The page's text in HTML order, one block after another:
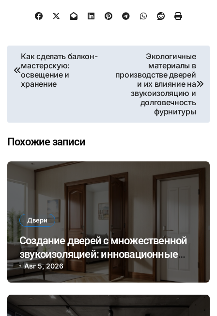
Навигация
по
записям
Как сделать балкон-
мастерскую:
освещение и
хранение
Экологичные
материалы в
производстве дверей
и их влияние на
звукоизоляцию и
долговечность
фурнитуры
Похожие записи
Двери
Создание дверей с множественной
звукоизоляцией: инновационные
материалы и технологии для
комфортного общения и уединения в
доме
Авг 5, 2026